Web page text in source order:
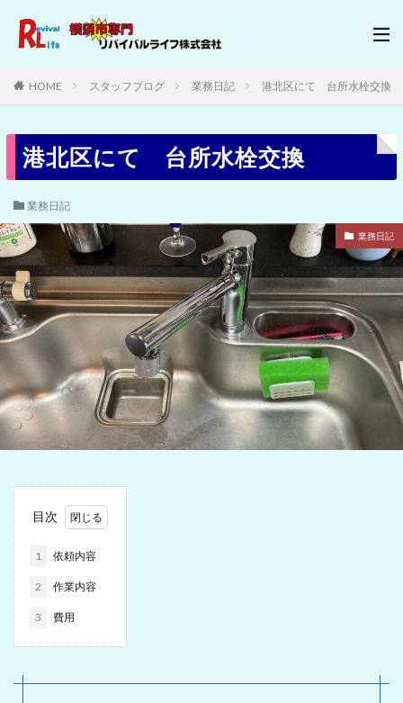
HOME スタッフブログ 業務日記 港北区にて 台所水栓交換
港北区にて 台所水栓交換
業務日記
業務日記
目次
1 依頼内容
2 作業内容
3 費用